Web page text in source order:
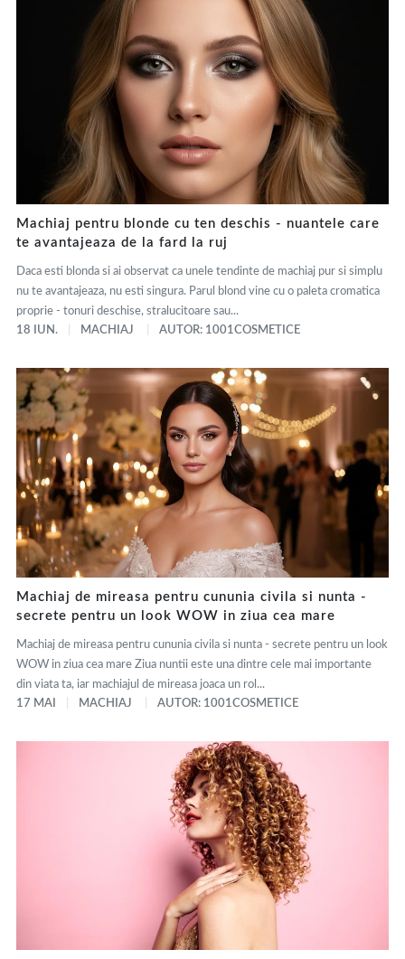
Machiaj pentru blonde cu ten deschis - nuantele care
te avantajeaza de la fard la ruj
Daca esti blonda si ai observat ca unele tendinte de machiaj pur si simplu
nu te avantajeaza, nu esti singura. Parul blond vine cu o paleta cromatica
proprie - tonuri deschise, stralucitoare sau...
18 IUN.
MACHIAJ AUTOR: 1001COSMETICE
Machiaj de mireasa pentru cununia civila si nunta -
secrete pentru un look WOW in ziua cea mare
Machiaj de mireasa pentru cununia civila si nunta - secrete pentru un look
WOW in ziua cea mare Ziua nuntii este una dintre cele mai importante
din viata ta, iar machiajul de mireasa joaca un rol...
17 MAI
MACHIAJ AUTOR: 1001COSMETICE